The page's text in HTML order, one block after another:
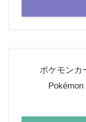
ポケモンカ